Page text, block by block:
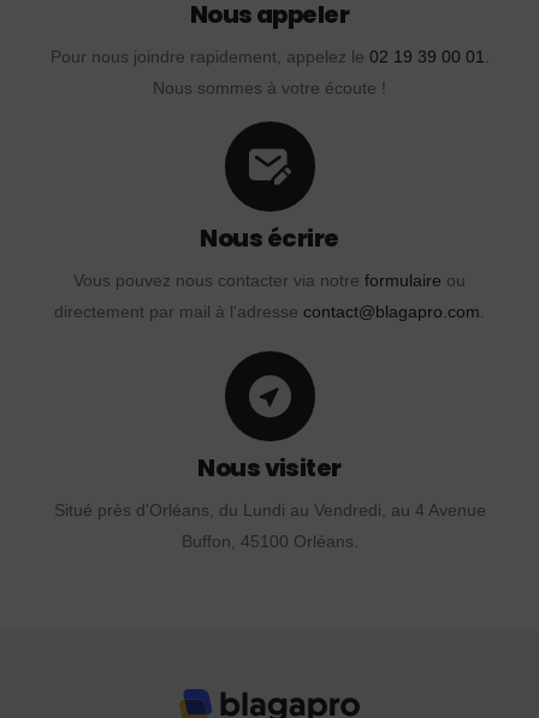
Nous appeler
Pour nous joindre rapidement, appelez le 02 19 39 00 01.
Nous sommes à votre écoute !
Nous écrire
Vous pouvez nous contacter via notre formulaire ou
directement par mail à l'adresse contact@blagapro.com.
Nous visiter
Situé près d'Orléans, du Lundi au Vendredi, au 4 Avenue
Buffon, 45100 Orléans.